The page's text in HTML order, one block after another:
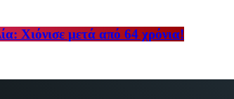
Χιόνισε μετά από 64 χρόνια!